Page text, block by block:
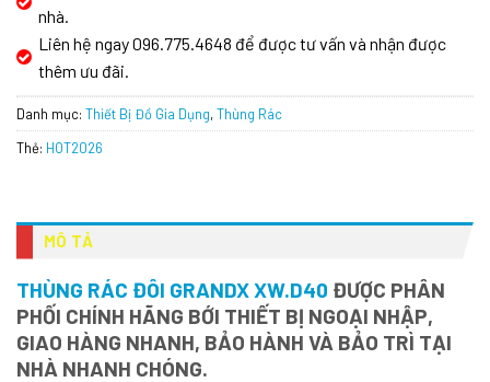
nhà.
Liên hệ ngay 096.775.4648 để được tư vấn và nhận được
thêm ưu đãi.
Danh mục: Thiết Bị Đồ Gia Dụng,Thùng Rác
Thẻ: HOT2026
MÔ TẢ
THÙNG RÁC ĐÔI GRANDX XW.D40 ĐƯỢC PHÂN
PHỐI CHÍNH HÃNG BỚI THIẾT BỊ NGOẠI NHẬP,
GIAO HÀNG NHANH, BẢO HÀNH VÀ BẢO TRÌ TẠI
NHÀ NHANH CHÓNG.